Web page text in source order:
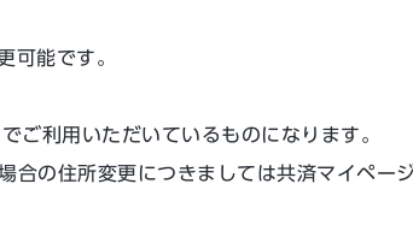
可能です。
ご利用いただいているものになります。
の住所変更につきましては共済マイペー